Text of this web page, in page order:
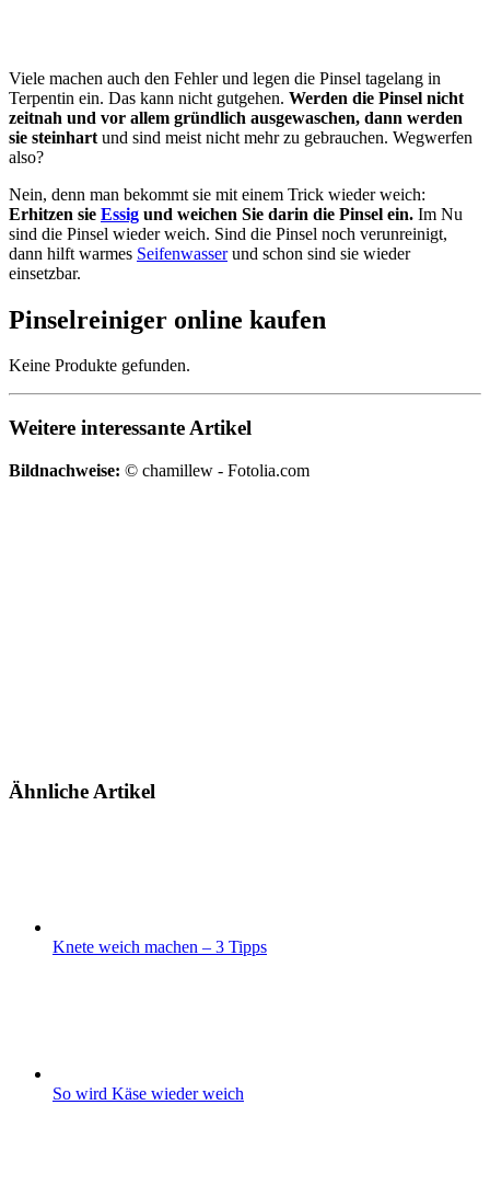
Viele machen auch den Fehler und legen die Pinsel tagelang in
Terpentin ein. Das kann nicht gutgehen. Werden die Pinsel nicht
zeitnah und vor allem gründlich ausgewaschen, dann werden
sie steinhart und sind meist nicht mehr zu gebrauchen. Wegwerfen
also?
Nein, denn man bekommt sie mit einem Trick wieder weich:
Erhitzen sie Essig und weichen Sie darin die Pinsel ein. Im Nu
sind die Pinsel wieder weich. Sind die Pinsel noch verunreinigt,
dann hilft warmes Seifenwasserund schon sind sie wieder
einsetzbar.
Pinselreiniger online kaufen
Keine Produkte gefunden.
Weitere interessante Artikel
Bildnachweise: © chamillew - Fotolia.com
Ähnliche Artikel
Knete weich machen – 3 Tipps
So wird Käse wieder weich